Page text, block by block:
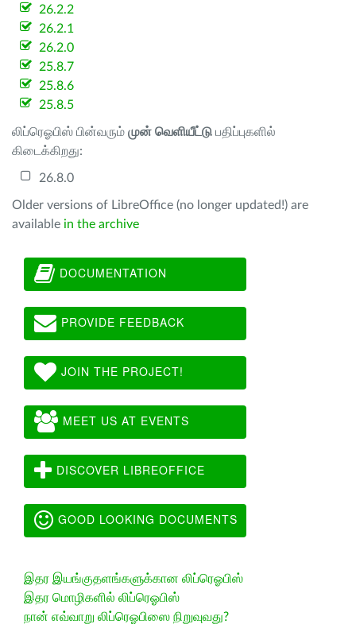
26.2.2
26.2.1
26.2.0
25.8.7
25.8.6
25.8.5
லிப்ரெஓபிஸ் பின்வரும் முன் வெளியீட்டு பதிப்புகளில்
கிடைக்கிறது:
26.8.0
Older versions of LibreOffice (no longer updated!) are
available in the archive
DOCUMENTATION
PROVIDE FEEDBACK
JOIN THE PROJECT!
MEET US AT EVENTS
DISCOVER LIBREOFFICE
GOOD LOOKING DOCUMENTS
இதர இயங்குதளங்களுக்கான லிப்ரெஓபிஸ்
இதர மொழிகளில் லிப்ரெஓபிஸ்
நான் எவ்வாறு லிப்ரெஓபிஸை நிறுவுவது?